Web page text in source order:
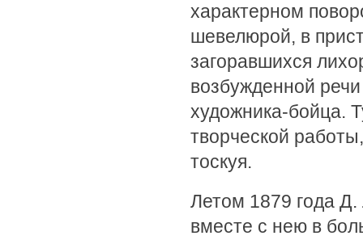
характерном
шевелюрой, в
загоравшихся
возбужденной
художника-бойца.
творческой
тоскуя.
Летом 1879 года
вместе с нею в